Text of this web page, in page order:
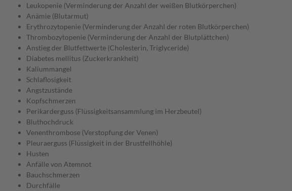
Leukopenie (Verminderung der Anzahl der weißen Blutkörperchen)
Anämie (Blutarmut)
Erythrozytopenie (Verminderung der Anzahl der roten Blutkörperchen)
Thrombozytopenie (Verminderung der Anzahl der Blutplättchen)
Anstieg der Blutfettwerte (Cholesterin, Triglyceride)
Diabetes mellitus (Zuckerkrankheit)
Kaliummangel
Schlaflosigkeit
Angstzustände
Kopfschmerzen
Perikarderguss (Flüssigkeitsansammlung im Herzbeutel)
Bluthochdruck
Venenthrombose (Verstopfung der Venen)
Pleuraerguss (Flüssigkeit in der Brustfellhöhle)
Husten
Anfälle von Atemnot
Bauchschmerzen
Durchfälle